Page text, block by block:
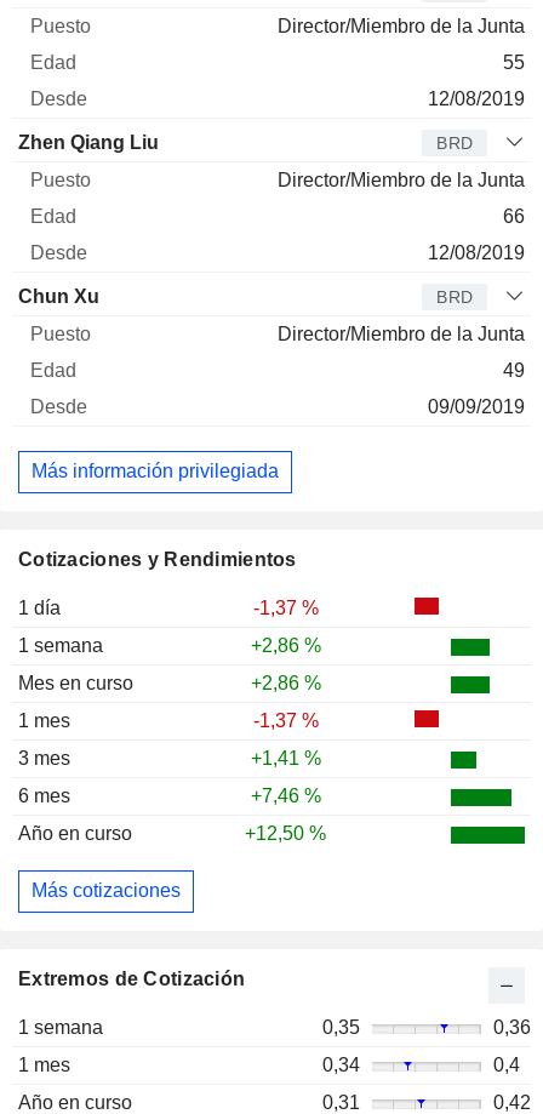
Cotizaciones y Rendimientos
1 día
-1,37 %
1 semana
+2,86 %
Mes en curso
+2,86 %
1 mes
-1,37 %
3 mes
+1,41 %
6 mes
+7,46 %
Año en curso
+12,50 %
Más cotizaciones
Extremos de Cotización
1 semana 0,35
0,36
1 mes
0,34
0,4
Año en curso
0,31
0,42
Director/Miembro de la Junta
55
12/08/2019
Zhen Qiang Liu BRD
Director/Miembro de la Junta
66
12/08/2019
Chun Xu BRD
Director/Miembro de la Junta
49
09/09/2019
Más información privilegiada